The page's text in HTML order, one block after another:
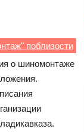
поблизости
о шиномонтаже